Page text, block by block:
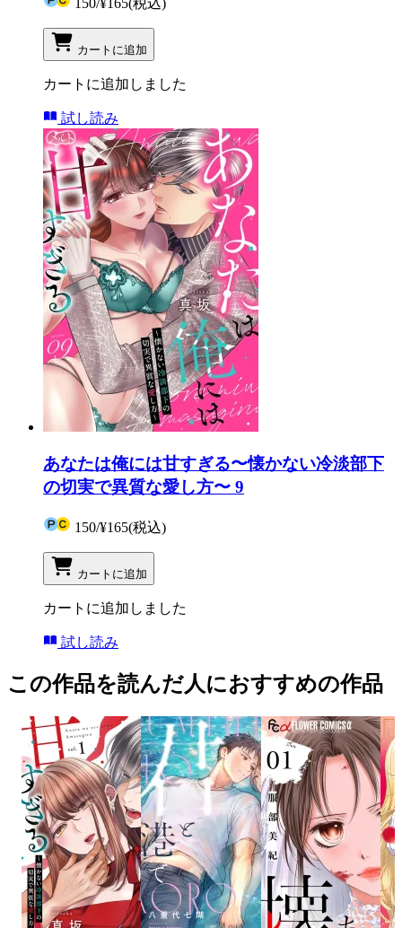
150/¥165(税込)
カートに追加
カートに追加しました
試し読み
あなたは俺には甘すぎる〜懐かない冷淡部下
の切実で異質な愛し方〜 9
150/¥165(税込)
カートに追加
カートに追加しました
試し読み
この作品を読んだ人におすすめの作品